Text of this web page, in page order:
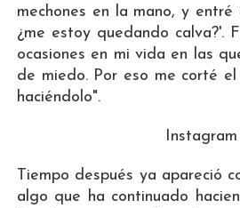
mechones en la mano, y entré
¿me estoy quedando calva?'.
ocasiones en mi vida en las
de miedo. Por eso me corté
haciéndolo".
Instagram
Tiempo después ya apareció
algo que ha continuado